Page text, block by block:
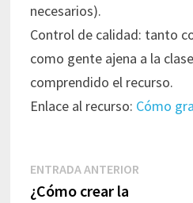
necesarios).
Control de calidad: tanto
como gente ajena a la
comprendido el recurso.
Enlace al recurso: Cómo
Navegación
entradas
ENTRADA ANTERIOR
¿Cómo crear la